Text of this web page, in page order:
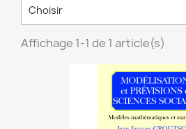
Choisir
Affichage 1-1 de 1 article(s)